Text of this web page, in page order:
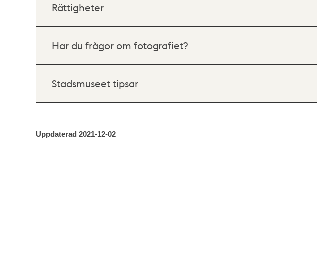
Rättigheter
Har du frågor om fotografiet?
Stadsmuseet tipsar
Uppdaterad 2021-12-02